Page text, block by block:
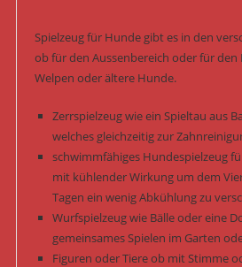
Spielzeug für Hunde gibt es in den
ob für den Aussenbereich oder für
Welpen oder ältere Hunde.
Zerrspielzeug wie ein Spieltau aus
welches gleichzeitig zur
schwimmfähiges Hundespielzeug
mit kühlender Wirkung um dem
Tagen ein wenig Abkühlung zu
Wurfspielzeug wie Bälle oder eine
gemeinsames Spielen im Garten
Figuren oder Tiere ob mit Stimme